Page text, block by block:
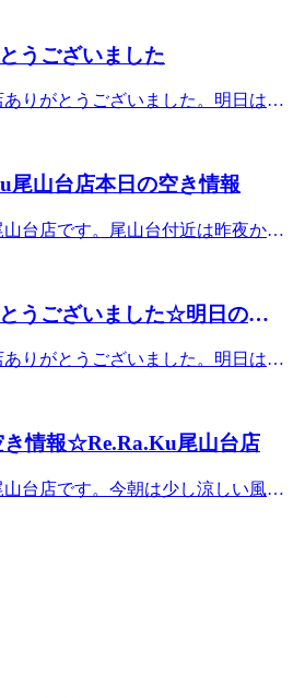
大人気＃肩こり・腰痛＃骨盤スト
！今日も笑顔で皆さまのご来店を
＾♪★。☆。★。☆。★。☆。★。
．【本日の空き情報】本日はソ
います！ご予約お待ちしておりま
度変化致しますのでご注意くださ
レッチ＆骨盤ストレッチ』をとり
気のリラク系ボディケア♪マッサ
、お身体リフレッシュ
こり・腰痛＃骨盤ストレッチ＃ス
うございました
りがとうございました。明日は12
ッチ＆骨盤ストレッチ』をとり入
のリラク系ボディケア♪ ＃東急大
マッサージファンにも大人気 ＃肩
山台店本日の空き情報
山台店です。尾山台付近は昨夜から
笑顔で皆さまのご来店をお待ちし
★。☆。★。☆。★。☆。★。☆。
本日の空き情報】本日はナカ
間がございます！ブログ画像ご予
ご予約状況はその都度変化致しま
．．『肩甲骨ストレッチ＆骨
た整体ファンからも人気のリラク
とは違うボディケアで、お身体リ
大人気＃肩こり・腰痛＃骨盤スト
うございました☆明日のご
りがとうございました。明日は11
ッチ＆骨盤ストレッチ』をとり入
のリラク系ボディケア♪ ＃東急大
マッサージファンにも大人気 ＃肩
き情報☆Re.Ra.Ku尾山台店
山台店です。今朝は少し涼しい風が
これからですが、季節は確実に移
外との寒暖差や蒸し暑さからのだ
が、そんな時にはホッと、リラッ
も笑顔で皆さまのご来店をお待ち
．【本日の空き情報】本日はナ